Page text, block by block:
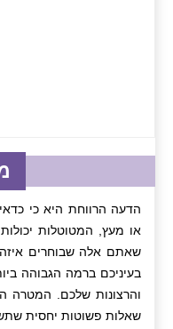
הדעה הרווחת היא כי
או מעץ, המטוטלות
שאתם אלה שבוחרים
בעיניכם ברמה הגבוהה
והרצונות שלכם. המטרה
שאלות פשוטות יחסית